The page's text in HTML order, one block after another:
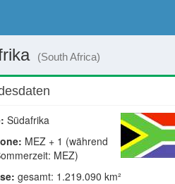
(South Africa)
Südafrika
MEZ + 1 (während
MEZ)
gesamt: 1.219.090 km²